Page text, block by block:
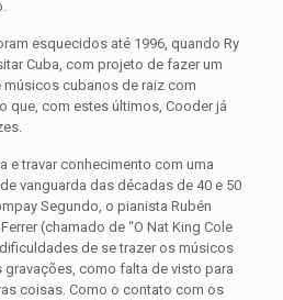
esquecidos até 1996, quando Ry
Cuba, com projeto de fazer um
cubanos de raiz com
que, com estes últimos, Cooder já
e travar conhecimento com uma
vanguarda das décadas de 40 e 50
Segundo, o pianista Rubén
(chamado de “O Nat King Cole
de se trazer os músicos
gravações, como falta de visto para
coisas. Como o contato com os